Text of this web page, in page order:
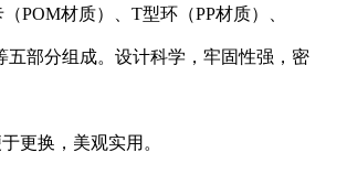
POM材质）、T型环（PP材质）、
五部分组成。设计科学，牢固性强，密
更换，美观实用。